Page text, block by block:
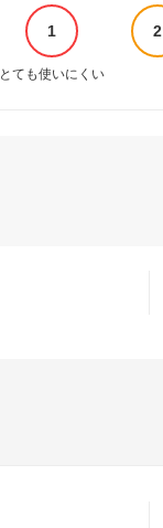
1 2
とても使いにくい